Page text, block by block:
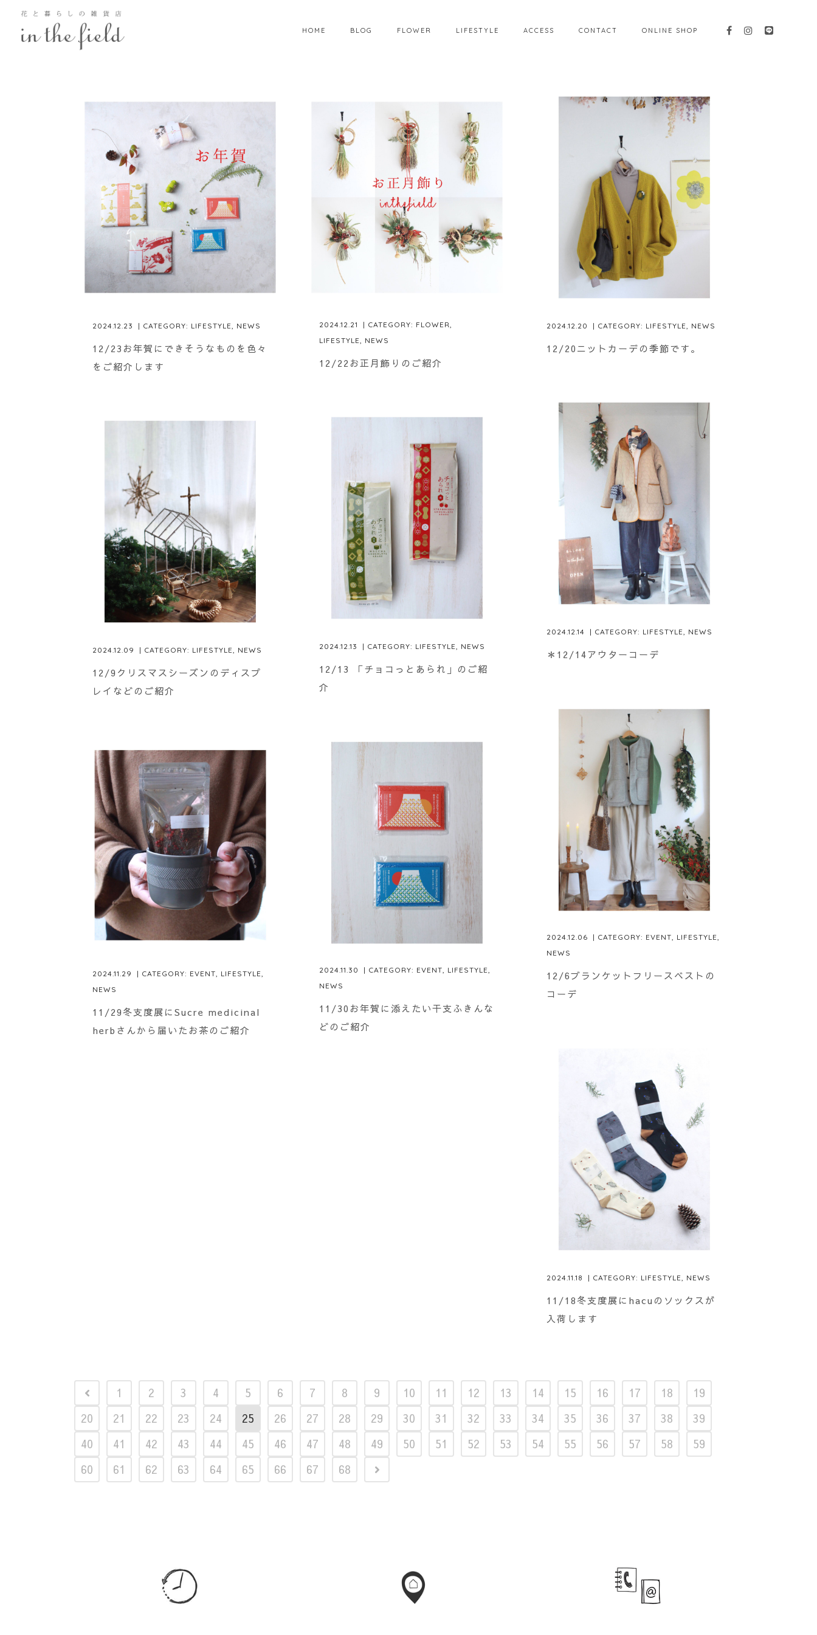
HOME BLOG FLOWER LIFESTYLE ACCESS CONTACT ONLINE SHOP
2024.12.23 | CATEGORY: LIFESTYLE NEWS
12/23お年賀にできそうなものを色々
をご紹介します
2024.12.21 | CATEGORY: FLOWER
LIFESTYLE
NEWS
12/22お正月飾りのご紹介
2024.12.20 | CATEGORY: LIFESTYLE NEWS
12/20ニットカーデの季節です。
2024.12.14 | CATEGORY: LIFESTYLE NEWS
＊12/14アウターコーデ
2024.12.13 | CATEGORY: LIFESTYLE NEWS
12/13 「チョコっとあられ」のご紹
介
2024.12.09 | CATEGORY: LIFESTYLE NEWS
12/9クリスマスシーズンのディスプ
レイなどのご紹介
2024.12.06 | CATEGORY: EVENT LIFESTYLE
NEWS
12/6ブランケットフリースベストの
コーデ
2024.11.30 | CATEGORY: EVENT LIFESTYLE
NEWS
11/30お年賀に添えたい干支ふきんな
どのご紹介
2024.11.29 | CATEGORY: EVENT LIFESTYLE
NEWS
11/29冬支度展にSucre medicinal
herbさんから届いたお茶のご紹介
2024.11.18 | CATEGORY: LIFESTYLE NEWS
11/18冬支度展にhacuのソックスが
入荷します
1 2 3 4 5 6 7 8 9 10 11 12 13 14 15 16 17 18
19
20
21 22 23 24 25 26 27 28 29 30 31 32 33 34 35 36 37 38
39
40
41 42 43 44 45 46 47 48 49 50 51 52 53 54 55 56 57 58
59
60
61 62 63 64 65 66 67 68